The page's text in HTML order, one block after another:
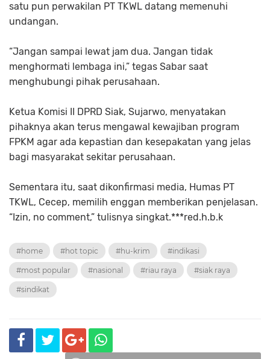
satu pun perwakilan PT TKWL datang memenuhi
undangan.
“Jangan sampai lewat jam dua. Jangan tidak
menghormati lembaga ini,” tegas Sabar saat
menghubungi pihak perusahaan.
Ketua Komisi II DPRD Siak, Sujarwo, menyatakan
pihaknya akan terus mengawal kewajiban program
FPKM agar ada kepastian dan kesepakatan yang jelas
bagi masyarakat sekitar perusahaan.
Sementara itu, saat dikonfirmasi media, Humas PT
TKWL, Cecep, memilih enggan memberikan penjelasan.
“Izin, no comment,” tulisnya singkat.***red.h.b.k
#home #hot topic #hu-krim #indikasi
#most popular #nasional #riau raya #siak raya
#sindikat